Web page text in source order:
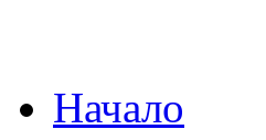
Начало